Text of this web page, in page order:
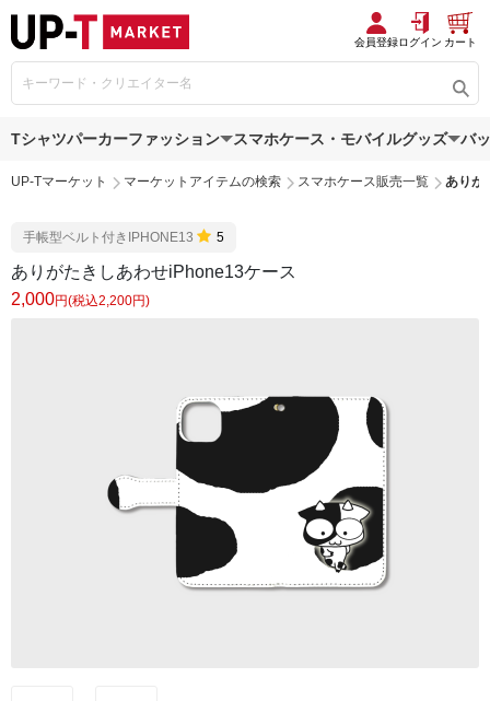
会員登録ログイン カート
Tシャツパーカーファッション スマホケース・モバイルグッズ バ
UP-Tマーケット マーケットアイテムの検索 スマホケース販売一覧 ありが
手帳型ベルト付きIPHONE13 5
ありがたきしあわせiPhone13ケース
2,000円(税込2,200円)